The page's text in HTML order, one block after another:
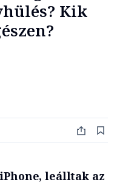
Kik
leálltak az